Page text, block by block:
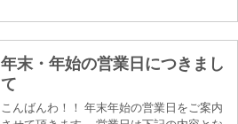
年末・年始の営業日につきまし
て
こんばんわ！！ 年末年始の営業日をご案内